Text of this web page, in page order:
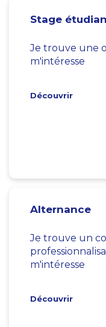
Stage
Je trouve une
m'intéresse
Découvrir
Alternance
Je trouve un
m'intéresse
Découvrir